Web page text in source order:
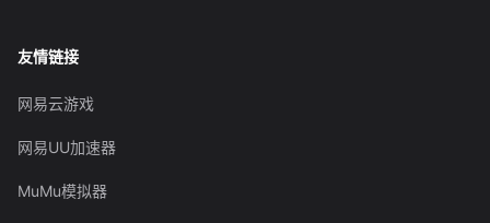
友情链接
网易云游戏
网易UU加速器
MuMu模拟器